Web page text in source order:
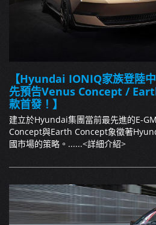
【Hyundai IONIQ家族登陸
先預告Venus Concept /
款首發！】
建立於Hyundai集團當前最先進的E-
Concept與Earth Concept象徵著
國市場的策略。......<詳細介紹>